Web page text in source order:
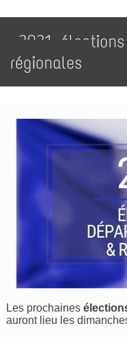
2021
régionales
Les prochaines
auront lieu les